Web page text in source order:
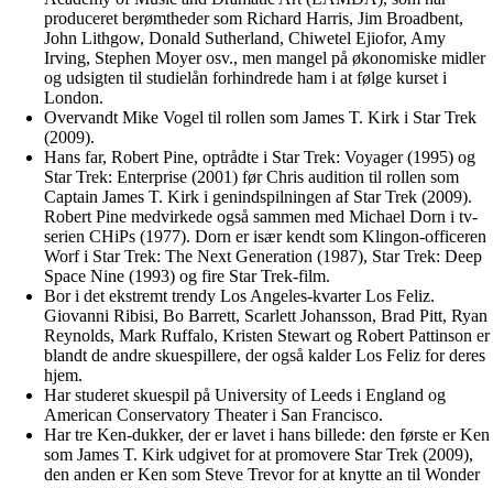
produceret berømtheder som Richard Harris, Jim Broadbent,
John Lithgow, Donald Sutherland, Chiwetel Ejiofor, Amy
Irving, Stephen Moyer osv., men mangel på økonomiske midler
og udsigten til studielån forhindrede ham i at følge kurset i
London.
Overvandt Mike Vogel til rollen som James T. Kirk i Star Trek
(2009).
Hans far, Robert Pine, optrådte i Star Trek: Voyager (1995) og
Star Trek: Enterprise (2001) før Chris audition til rollen som
Captain James T. Kirk i genindspilningen af Star Trek (2009).
Robert Pine medvirkede også sammen med Michael Dorn i tv-
serien CHiPs (1977). Dorn er især kendt som Klingon-officeren
Worf i Star Trek: The Next Generation (1987), Star Trek: Deep
Space Nine (1993) og fire Star Trek-film.
Bor i det ekstremt trendy Los Angeles-kvarter Los Feliz.
Giovanni Ribisi, Bo Barrett, Scarlett Johansson, Brad Pitt, Ryan
Reynolds, Mark Ruffalo, Kristen Stewart og Robert Pattinson er
blandt de andre skuespillere, der også kalder Los Feliz for deres
hjem.
Har studeret skuespil på University of Leeds i England og
American Conservatory Theater i San Francisco.
Har tre Ken-dukker, der er lavet i hans billede: den første er Ken
som James T. Kirk udgivet for at promovere Star Trek (2009),
den anden er Ken som Steve Trevor for at knytte an til Wonder